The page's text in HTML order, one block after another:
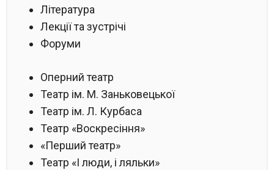
Література
Лекції та зустрічі
Форуми
Оперний театр
Театр ім. М. Заньковецької
Театр ім. Л. Курбаса
Театр «Воскресіння»
«Перший театр»
Театр «І люди, і ляльки»